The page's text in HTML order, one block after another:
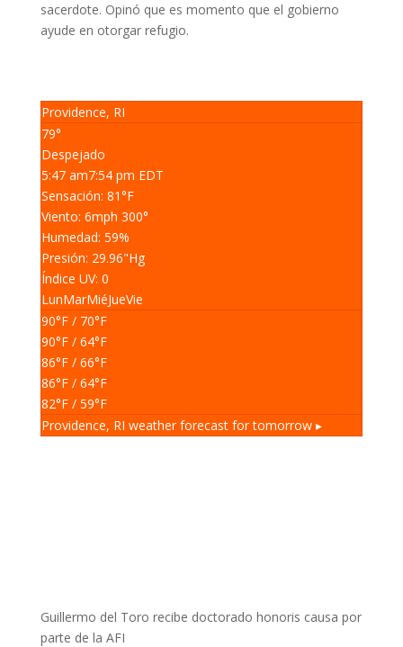
sacerdote. Opinó que es momento que el gobierno
ayude en otorgar refugio.
Providence, RI
79°
Despejado
5:47 am7:54 pm EDT
Sensación: 81°F
Viento: 6mph 300°
Humedad: 59%
Presión: 29.96"Hg
Índice UV: 0
LunMarMiéJueVie
90°F/ 70°F
90°F/ 64°F
86°F/ 66°F
86°F/ 64°F
82°F/ 59°F
Providence, RI weather forecast for tomorrow ▸
Guillermo del Toro recibe doctorado honoris causa por
parte de la AFI